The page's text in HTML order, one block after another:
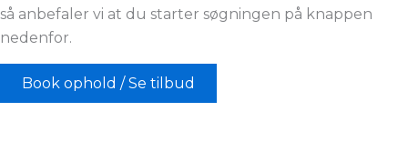
så anbefaler vi at du starter søgningen på knappen
nedenfor.
Book ophold / Se tilbud